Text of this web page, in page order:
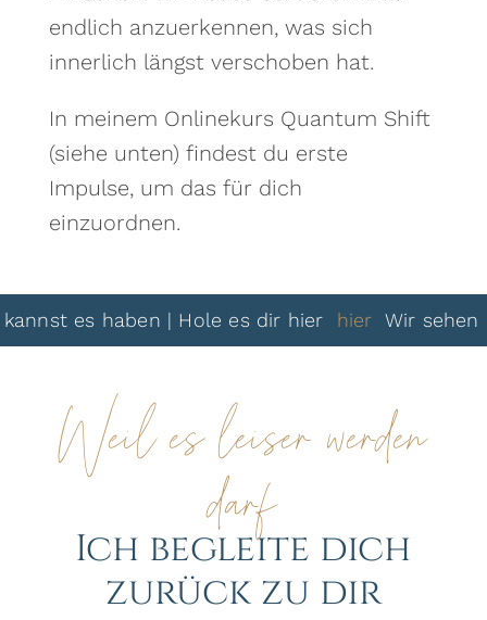
endlich anzuerkennen, was sich
innerlich längst verschoben hat.
In meinem Onlinekurs Quantum Shift
(siehe unten) findest du erste
Impulse, um das für dich
einzuordnen.
haben | Hole es dir hier hier Wir sehen uns
Weil es leiser werden
darf
Ich begleite dich
zurück zu dir